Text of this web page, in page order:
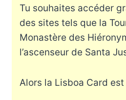
Tu souhaites accéder
des sites tels que la
Monastère des
l’ascenseur de Santa
Alors la Lisboa Card